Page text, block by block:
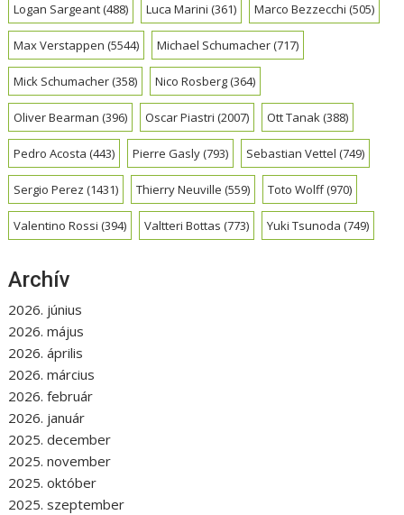
Logan Sargeant(488) Luca Marini (361) Marco Bezzecchi (505)
Max Verstappen (5544) Michael Schumacher(717)
Mick Schumacher(358) Nico Rosberg(364)
Oliver Bearman (396) Oscar Piastri (2007) Ott Tanak(388)
Pedro Acosta (443) Pierre Gasly(793) Sebastian Vettel (749)
Sergio Perez (1431) Thierry Neuville (559) Toto Wolff(970)
Valentino Rossi (394) Valtteri Bottas (773) Yuki Tsunoda (749)
Archív
2026. június
2026. május
2026. április
2026. március
2026. február
2026. január
2025. december
2025. november
2025. október
2025. szeptember